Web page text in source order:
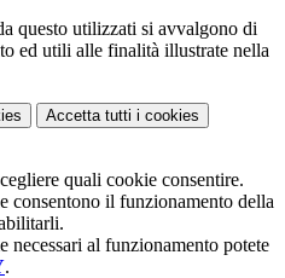
questo utilizzati si avvalgono di
ed utili alle finalità illustrate nella
Accetta tutti i cookies
quali cookie consentire.
consentono il funzionamento della
necessari al funzionamento potete
.